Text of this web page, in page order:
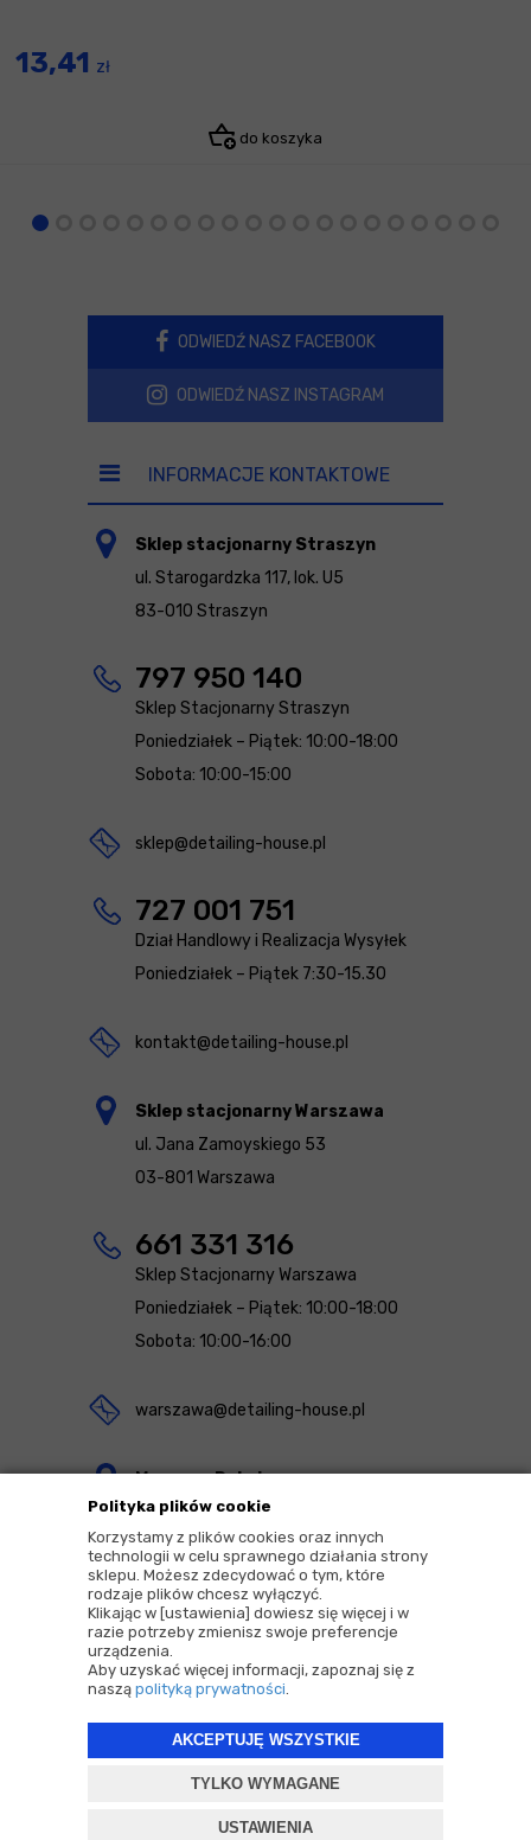
Polityka plików cookie
Korzystamy z plików cookies oraz innych
technologii w celu sprawnego działania strony
sklepu. Możesz zdecydować o tym, które
rodzaje plików chcesz wyłączyć.
Klikając w [ustawienia] dowiesz się więcej i w
razie potrzeby zmienisz swoje preferencje
urządzenia.
Aby uzyskać więcej informacji, zapoznaj się z
naszą polityką prywatności.
AKCEPTUJĘ WSZYSTKIE
TYLKO WYMAGANE
USTAWIENIA
13,41 zł
do koszyka
ODWIEDŹ NASZ FACEBOOK
ODWIEDŹ NASZ INSTAGRAM
INFORMACJE KONTAKTOWE
Sklep stacjonarny Straszyn
ul. Starogardzka 117, lok. U5
83-010 Straszyn
797 950 140
Sklep Stacjonarny Straszyn
Poniedziałek – Piątek: 10:00-18:00
Sobota: 10:00-15:00
sklep@detailing-house.pl
727 001 751
Dział Handlowy i Realizacja Wysyłek
Poniedziałek – Piątek 7:30-15.30
kontakt@detailing-house.pl
Sklep stacjonarny Warszawa
ul. Jana Zamoyskiego 53
03-801 Warszawa
661 331 316
Sklep Stacjonarny Warszawa
Poniedziałek – Piątek: 10:00-18:00
Sobota: 10:00-16:00
warszawa@detailing-house.pl
Magazyn Rekcin
Nomos Sp. z o.o. sp.k.
ul. Agrestowa 1
83-010 Rekcin
2026 © Copyrights by |Detailing House